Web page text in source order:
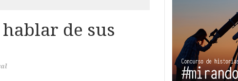
de sus